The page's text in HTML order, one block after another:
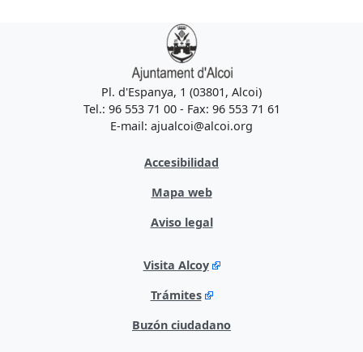
Pl. d'Espanya, 1 (03801, Alcoi)
Tel.: 96 553 71 00 - Fax: 96 553 71 61
E-mail: ajualcoi@alcoi.org
Accesibilidad
Mapa web
Aviso legal
Visita Alcoy
Trámites
Buzón ciudadano